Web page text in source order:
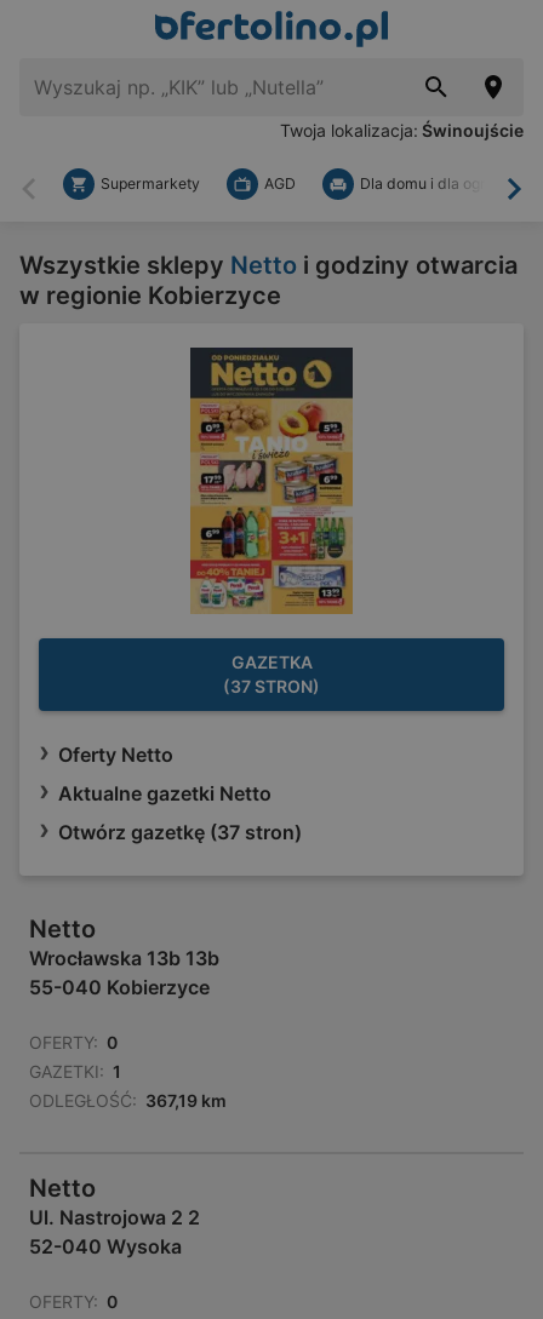
Twoja lokalizacja: Świnoujście
Wstecz
Supermarkety AGD Dla domu i dla ogrodu
Wszystkie sklepy Netto i godziny otwarcia
w regionie Kobierzyce
GAZETKA
(37 STRON)
Oferty Netto
Aktualne gazetki Netto
Otwórz gazetkę (37 stron)
Netto
Wrocławska 13b 13b
55-040 Kobierzyce
OFERTY: 0
GAZETKI: 1
ODLEGŁOŚĆ: 367,19 km
Netto
Ul. Nastrojowa 2 2
52-040 Wysoka
OFERTY: 0